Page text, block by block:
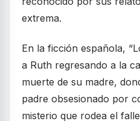
extrema.
En la ficción española,
a Ruth regresando a la
muerte de su madre,
padre obsesionado por
misterio que rodea el